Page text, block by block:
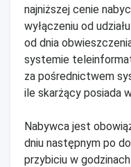
najniższej cenie
wyłączeniu od
od dnia
systemie
za pośrednictwem
ile skarżący posiada
Nabywca jest
dniu następnym po
przybiciu w